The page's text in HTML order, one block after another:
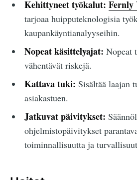
Kehittyneet työkalut: Fernly
tarjoaa huipputeknologisia
kaupankäyntianalyyseihin.
Nopeat käsittelyajat: Nopeat
vähentävät riskejä.
Kattava tuki: Sisältää laajan
asiakastuen.
Jatkuvat päivitykset:
ohjelmistopäivitykset
toiminnallisuutta ja